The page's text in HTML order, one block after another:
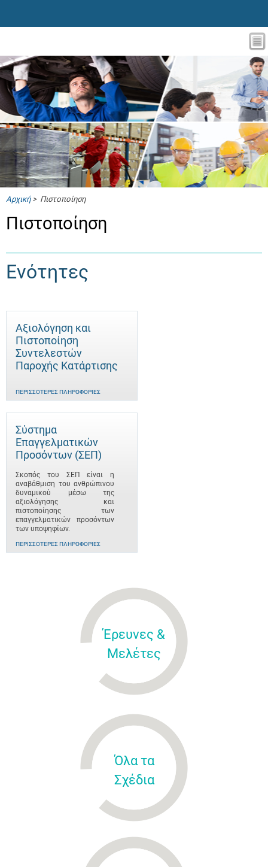
Αρχική> Πιστοποίηση
Πιστοποίηση
Ενότητες
Αξιολόγηση και
Πιστοποίηση
Συντελεστών
Παροχής Κατάρτισης
ΠΕΡΙΣΣΌΤΕΡΕΣ ΠΛΗΡΟΦΟΡΊΕΣ
Σύστημα
Επαγγελματικών
Προσόντων (ΣΕΠ)
Σκοπός του ΣΕΠ είναι η
αναβάθμιση του ανθρώπινου
δυναμικού μέσω της
αξιολόγησης και
πιστοποίησης των
επαγγελματικών προσόντων
των υποψηφίων.
ΠΕΡΙΣΣΌΤΕΡΕΣ ΠΛΗΡΟΦΟΡΊΕΣ
Έρευνες &
Μελέτες
Όλα τα
Σχέδια